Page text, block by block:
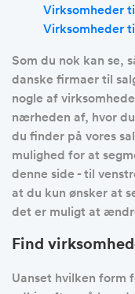
Virksomheder
Virksomheder
Som du nok kan se,
danske firmaer til
nogle af
nærheden af, hvor
du finder på vores
mulighed for at
denne side - til
at du kun ønsker at
det er muligt at
Find
Uanset hvilken form